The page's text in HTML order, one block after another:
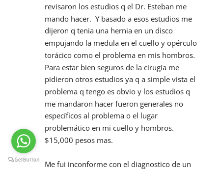
revisaron los estudios q el Dr. Esteban me
mando hacer.  Y basado a esos estudios me
dijeron q tenia una hernia en un disco
empujando la medula en el cuello y opérculo
torácico como el problema en mis hombros.
Para estar bien seguros de la cirugía me
pidieron otros estudios ya q a simple vista el
problema q tengo es obvio y los estudios q
me mandaron hacer fueron generales no
específicos al problema o el lugar
problemático en mi cuello y hombros.
$15,000 pesos mas.
Me fui inconforme con el diagnostico de un